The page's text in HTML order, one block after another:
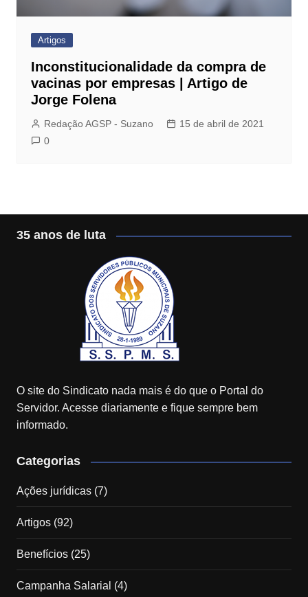
Artigos
Inconstitucionalidade da compra de
vacinas por empresas | Artigo de
Jorge Folena
Redação AGSP - Suzano
15 de abril de 2021
0
35 anos de luta
O site do Sindicato nada mais é do que o Portal do
Servidor. Acesse diariamente e fique sempre bem
informado.
Categorias
Ações jurídicas(7)
Artigos(92)
Benefícios(25)
Campanha Salarial (4)